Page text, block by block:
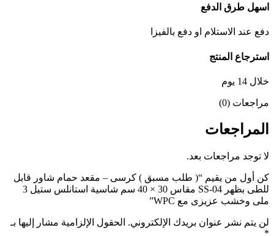
اسهل طرق الدفع
دفع عند الاستلام او دفع بالفيزا
استرجاع المنتج
خلال 14 يوم
مراجعات (0)
المراجعات
لا توجد مراجعات بعد.
كن أول من يقيم “( طلب مسبق ) كرسى – مقعد حمام شاور قابل
للطى بظهر SS-04 مقاس 30 × 40 سم شاسية استانلس ستيل 3
ملى وخشب عزيزى مع WPC”
لن يتم نشر عنوان بريدك الإلكتروني. الحقول الإلزامية مشار إليها بـ
*